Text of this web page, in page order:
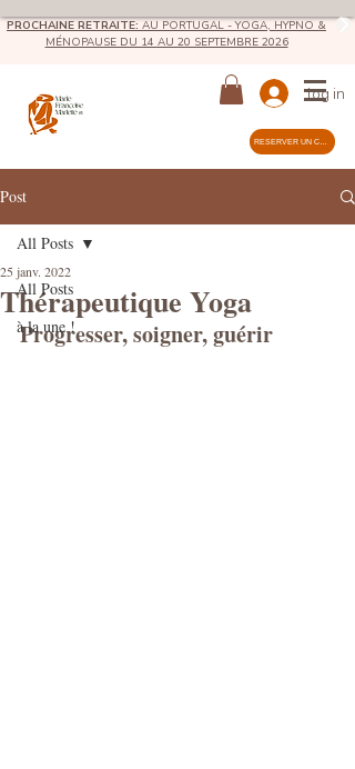
PROCHAINE RETRAITE: AU PORTUGAL - YOGA, HYPNO &
MÉNOPAUSE DU 14 AU 20 SEPTEMBRE 2026
log in
RÉSERVER UN COURS
Post
All Posts
à la une !
All Posts
Thérapeutique Yoga
25 janv. 2022
Progresser, soigner, guérir